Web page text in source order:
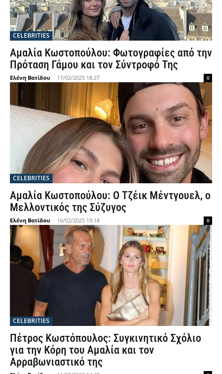
CELEBRITIES
Αμαλία Κωστοπούλου: Φωτογραφίες από την
Πρόταση Γάμου και τον Σύντροφό Της
Ελένη Βατίδου - 17/02/2025 18:27 0
CELEBRITIES
Αμαλία Κωστοπούλου: Ο Τζέικ Μέντγουελ, ο
Μελλοντικός της Σύζυγος
Ελένη Βατίδου - 16/02/2025 19:18 0
CELEBRITIES
Πέτρος Κωστόπουλος: Συγκινητικό Σχόλιο
για την Κόρη του Αμαλία και τον
Αρραβωνιαστικό της